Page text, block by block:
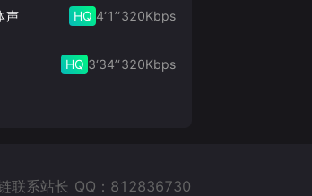
声 HQ 4‘1’‘320Kbps
HQ 3‘34’‘320Kbps
联系站长 QQ：812836730